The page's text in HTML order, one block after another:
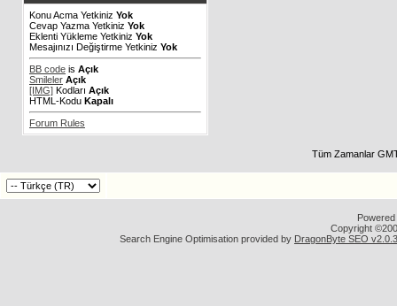
Konu Acma Yetkiniz Yok
Cevap Yazma Yetkiniz Yok
Eklenti Yükleme Yetkiniz Yok
Mesajınızı Değiştirme Yetkiniz Yok
BB code is Açık
Smileler Açık
[IMG] Kodları Açık
HTML-Kodu Kapalı
Forum Rules
Tüm Zamanlar
Copyright
Search Engine Optimisation provided by DragonByte SEO